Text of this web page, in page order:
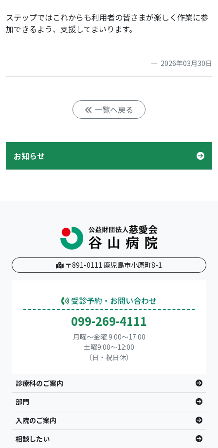
ステップではこれからも利用者の皆さまが楽しく作業に参
加できるよう、支援してまいります。
2026年03月30日
一覧へ戻る
お知らせ
〒891-0111 鹿児島市小原町8-1
受診予約・お問い合わせ
099-269-4111
月曜～金曜 9:00～17:00
土曜9:00〜12:00
（日・祝日休）
診療科のご案内
部門
入院のご案内
相談したい